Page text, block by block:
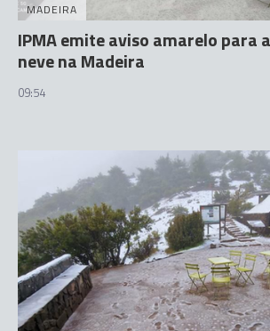
MADEIRA
IPMA emite aviso amarelo para
neve na Madeira
09:54